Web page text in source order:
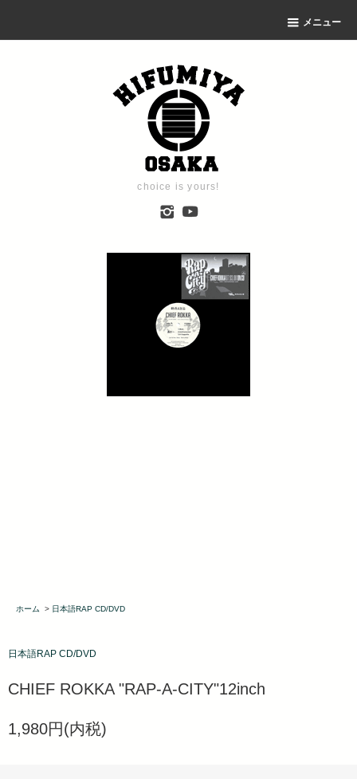
メニュー
choice is yours!
ホーム > 日本語RAP CD/DVD
日本語RAP CD/DVD
CHIEF ROKKA "RAP-A-CITY"12inch
1,980円(内税)